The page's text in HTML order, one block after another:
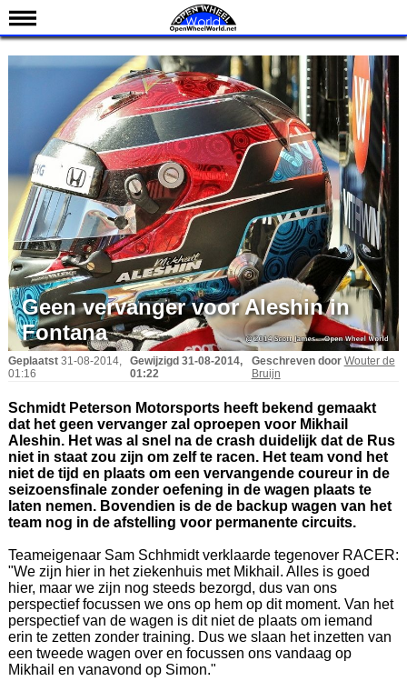
Nieuws
Uitslagen
Standen
Coureurs
Teams
IndyCar 101
Indy 500
English
Geen vervanger voor Aleshin in
Fontana
Geplaatst 31-08-2014,
01:16
Gewijzigd 31-08-2014,
01:22
Geschreven door Wouter de
Bruijn
Schmidt Peterson Motorsports heeft bekend gemaakt
dat het geen vervanger zal oproepen voor Mikhail
Aleshin. Het was al snel na de crash duidelijk dat de Rus
niet in staat zou zijn om zelf te racen. Het team vond het
niet de tijd en plaats om een vervangende coureur in de
seizoensfinale zonder oefening in de wagen plaats te
laten nemen. Bovendien is de de backup wagen van het
team nog in de afstelling voor permanente circuits.
Teameigenaar Sam Schhmidt verklaarde tegenover RACER:
"We zijn hier in het ziekenhuis met Mikhail. Alles is goed
hier, maar we zijn nog steeds bezorgd, dus van ons
perspectief focussen we ons op hem op dit moment. Van het
perspectief van de wagen is dit niet de plaats om iemand
erin te zetten zonder training. Dus we slaan het inzetten van
een tweede wagen over en focussen ons vandaag op
Mikhail en vanavond op Simon."